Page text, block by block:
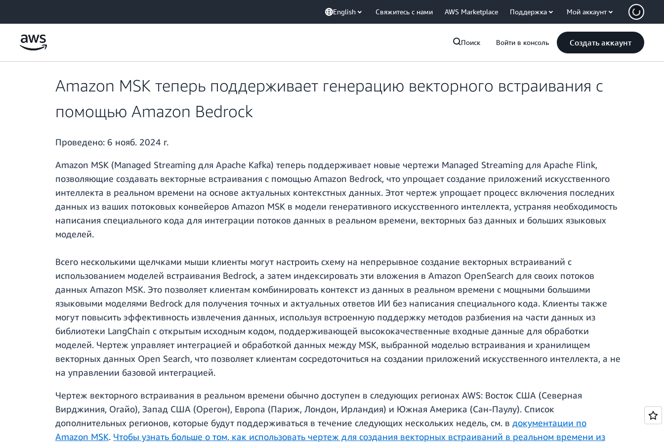
English Свяжитесь с нами AWS Marketplace Поддержка Мой аккаунт
Поиск Войти в консоль Создать аккаунт
Amazon MSK теперь поддерживает генерацию векторного встраивания с
помощью Amazon Bedrock
Проведено: 6 нояб. 2024 г.
Amazon MSK (Managed Streaming для Apache Kafka) теперь поддерживает новые чертежи Managed Streaming для Apache Flink,
позволяющие создавать векторные встраивания с помощью Amazon Bedrock, что упрощает создание приложений искусственного
интеллекта в реальном времени на основе актуальных контекстных данных. Этот чертеж упрощает процесс включения последних
данных из ваших потоковых конвейеров Amazon MSK в модели генеративного искусственного интеллекта, устраняя необходимость
написания специального кода для интеграции потоков данных в реальном времени, векторных баз данных и больших языковых
моделей.
Всего несколькими щелчками мыши клиенты могут настроить схему на непрерывное создание векторных встраиваний с
использованием моделей встраивания Bedrock, а затем индексировать эти вложения в Amazon OpenSearch для своих потоков
данных Amazon MSK. Это позволяет клиентам комбинировать контекст из данных в реальном времени с мощными большими
языковыми моделями Bedrock для получения точных и актуальных ответов ИИ без написания специального кода. Клиенты также
могут повысить эффективность извлечения данных, используя встроенную поддержку методов разбиения на части данных из
библиотеки LangChain с открытым исходным кодом, поддерживающей высококачественные входные данные для обработки
моделей. Чертеж управляет интеграцией и обработкой данных между MSK, выбранной моделью встраивания и хранилищем
векторных данных Open Search, что позволяет клиентам сосредоточиться на создании приложений искусственного интеллекта, а не
на управлении базовой интеграцией.
Чертеж векторного встраивания в реальном времени обычно доступен в следующих регионах AWS: Восток США (Северная
Вирджиния, Огайо), Запад США (Орегон), Европа (Париж, Лондон, Ирландия) и Южная Америка (Сан-Паулу). Список
дополнительных регионов, которые будут поддерживаться в течение следующих нескольких недель, см. в документации по
Amazon MSK. Чтобы узнать больше о том, как использовать чертеж для создания векторных встраиваний в реальном времени из